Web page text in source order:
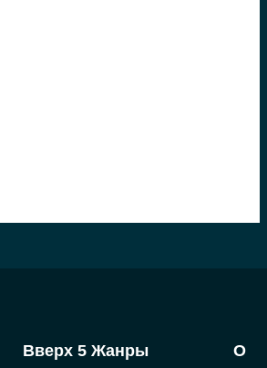
Вверх 5 Жанры О